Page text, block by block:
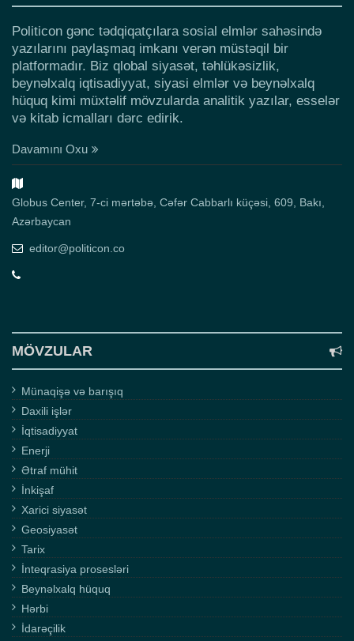
Politicon gənc tədqiqatçılara sosial elmlər sahəsində
yazılarını paylaşmaq imkanı verən müstəqil bir
platformadır. Biz qlobal siyasət, təhlükəsizlik,
beynəlxalq iqtisadiyyat, siyasi elmlər və beynəlxalq
hüquq kimi müxtəlif mövzularda analitik yazılar, esselər
və kitab icmalları dərc edirik.
Davamını Oxu
Globus Center, 7-ci mərtəbə, Cəfər Cabbarlı küçəsi, 609, Bakı,
Azərbaycan
editor@politicon.co
MÖVZULAR
Münaqişə və barışıq
Daxili işlər
İqtisadiyyat
Enerji
Ətraf mühit
İnkişaf
Xarici siyasət
Geosiyasət
Tarix
İnteqrasiya prosesləri
Beynəlxalq hüquq
Hərbi
İdarəçilik